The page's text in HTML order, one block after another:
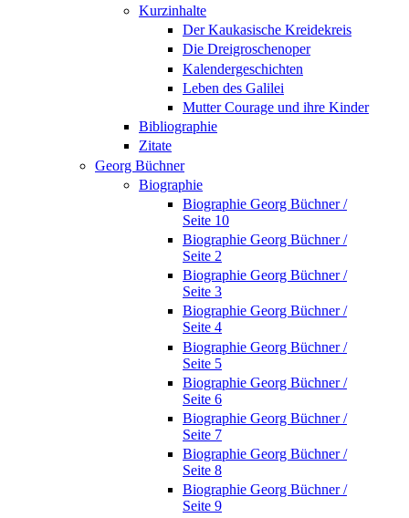
Kurzinhalte
Der Kaukasische Kreidekreis
Die Dreigroschenoper
Kalendergeschichten
Leben des Galilei
Mutter Courage und ihre Kinder
Bibliographie
Zitate
Georg Büchner
Biographie
Biographie Georg Büchner /
Seite 10
Biographie Georg Büchner /
Seite 2
Biographie Georg Büchner /
Seite 3
Biographie Georg Büchner /
Seite 4
Biographie Georg Büchner /
Seite 5
Biographie Georg Büchner /
Seite 6
Biographie Georg Büchner /
Seite 7
Biographie Georg Büchner /
Seite 8
Biographie Georg Büchner /
Seite 9